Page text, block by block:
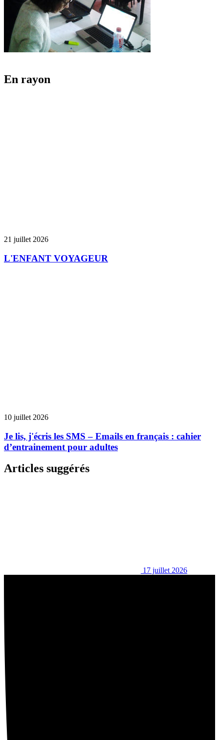
En rayon
21 juillet 2026
L'ENFANT VOYAGEUR
10 juillet 2026
Je lis, j'écris les SMS – Emails en français : cahier
d’entrainement pour adultes
Articles suggérés
17 juillet 2026